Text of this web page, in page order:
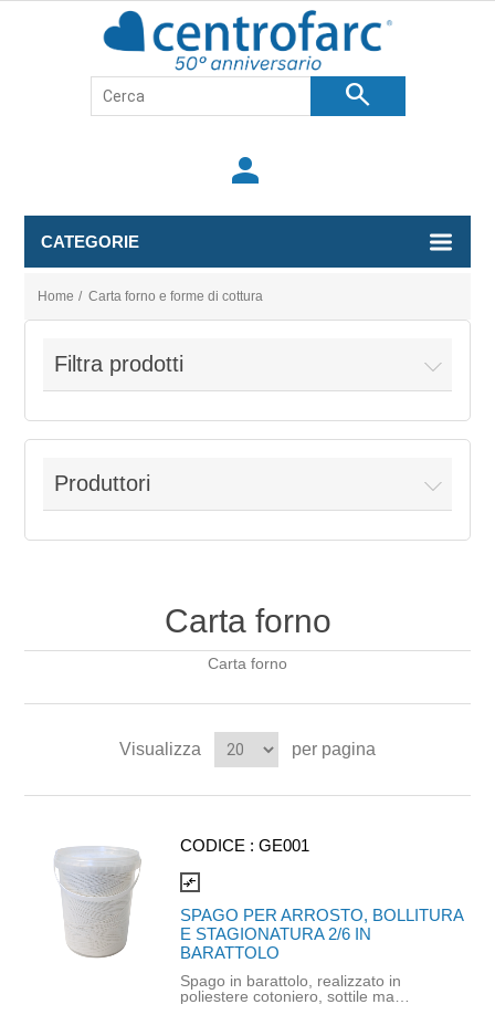
search
person
CATEGORIE
Home / Carta forno e forme di cottura
Filtra prodotti
Produttori
Carta forno
Carta forno
Visualizza per pagina
CODICE :GE001
compare_arrows
SPAGO PER ARROSTO, BOLLITURA
E STAGIONATURA 2/6 IN
BARATTOLO
Spago in barattolo, realizzato in
poliestere cotoniero, sottile ma